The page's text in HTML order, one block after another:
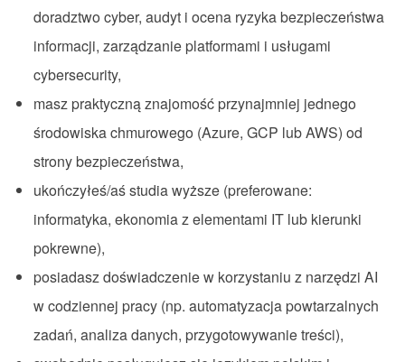
doradztwo cyber, audyt i ocena ryzyka bezpieczeństwa
informacji, zarządzanie platformami i usługami
cybersecurity,
masz praktyczną znajomość przynajmniej jednego
środowiska chmurowego (Azure, GCP lub AWS) od
strony bezpieczeństwa,
ukończyłeś/aś studia wyższe (preferowane:
informatyka, ekonomia z elementami IT lub kierunki
pokrewne),
posiadasz doświadczenie w korzystaniu z narzędzi AI
w codziennej pracy (np. automatyzacja powtarzalnych
zadań, analiza danych, przygotowywanie treści),